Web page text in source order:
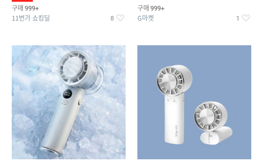
구매 999+
11번가 쇼킹딜 8
구매 999+
G마켓 1